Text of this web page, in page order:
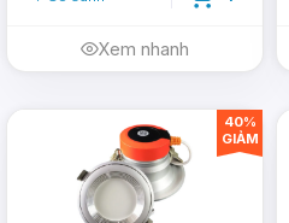
Xem nhanh
40%
GIẢM